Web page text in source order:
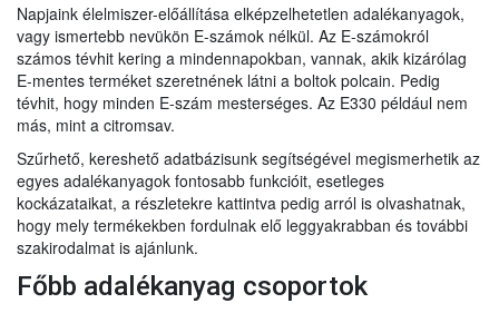
Napjaink élelmiszer-előállítása elképzelhetetlen adalékanyagok,
vagy ismertebb nevükön E-számok nélkül. Az E-számokról
számos tévhit kering a mindennapokban, vannak, akik kizárólag
E-mentes terméket szeretnének látni a boltok polcain. Pedig
tévhit, hogy minden E-szám mesterséges. Az E330 például nem
más, mint a citromsav.
Szűrhető, kereshető adatbázisunk segítségével megismerhetik az
egyes adalékanyagok fontosabb funkcióit, esetleges
kockázataikat, a részletekre kattintva pedig arról is olvashatnak,
hogy mely termékekben fordulnak elő leggyakrabban és további
szakirodalmat is ajánlunk.
Főbb adalékanyag csoportok